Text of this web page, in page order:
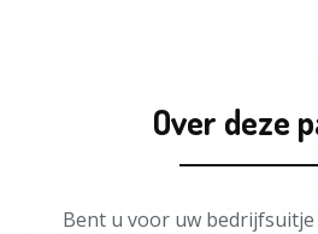
Over deze
Bent u voor uw